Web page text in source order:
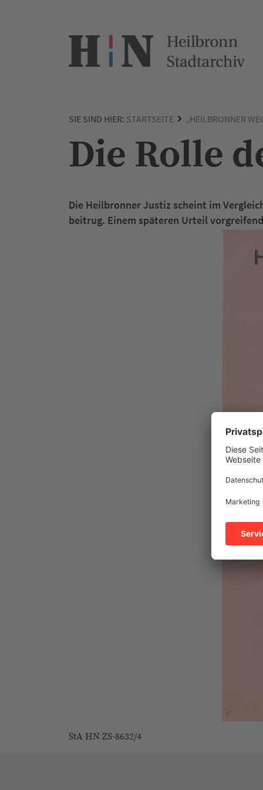
SIE SIND HIER: STARTSEITE „HEILBRONNER
Die Rolle
Die Heilbronner Justiz scheint im
beitrug. Einem späteren Urteil
StA HN ZS-8632/4